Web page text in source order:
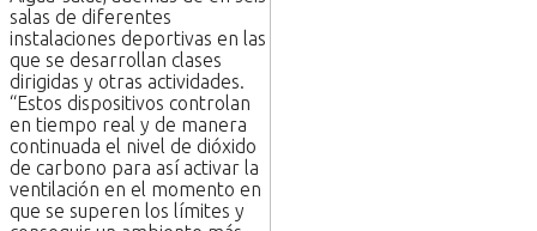
salas de diferentes
instalaciones deportivas en las
que se desarrollan clases
dirigidas y otras actividades.
“Estos dispositivos controlan
en tiempo real y de manera
continuada el nivel de dióxido
de carbono para así activar la
ventilación en el momento en
que se superen los límites y